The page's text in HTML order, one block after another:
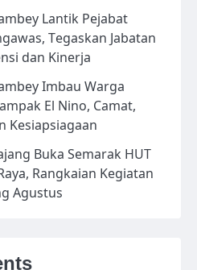
Lantik Pejabat
Tegaskan Jabatan
dan Kinerja
Imbau Warga
El Nino, Camat,
Kesiapsiagaan
Buka Semarak HUT
Rangkaian Kegiatan
Agustus